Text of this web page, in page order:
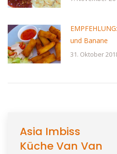
und Banane
31. Oktober
Asia Imbiss
Küche Van Van